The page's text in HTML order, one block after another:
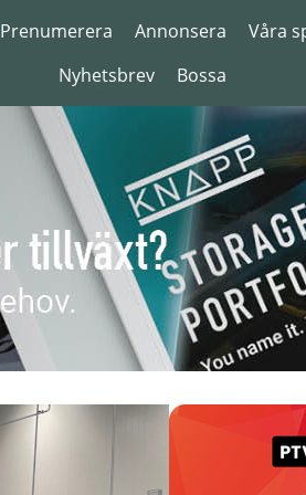
Prenumerera Annonsera Våra
Nyhetsbrev
Bossa